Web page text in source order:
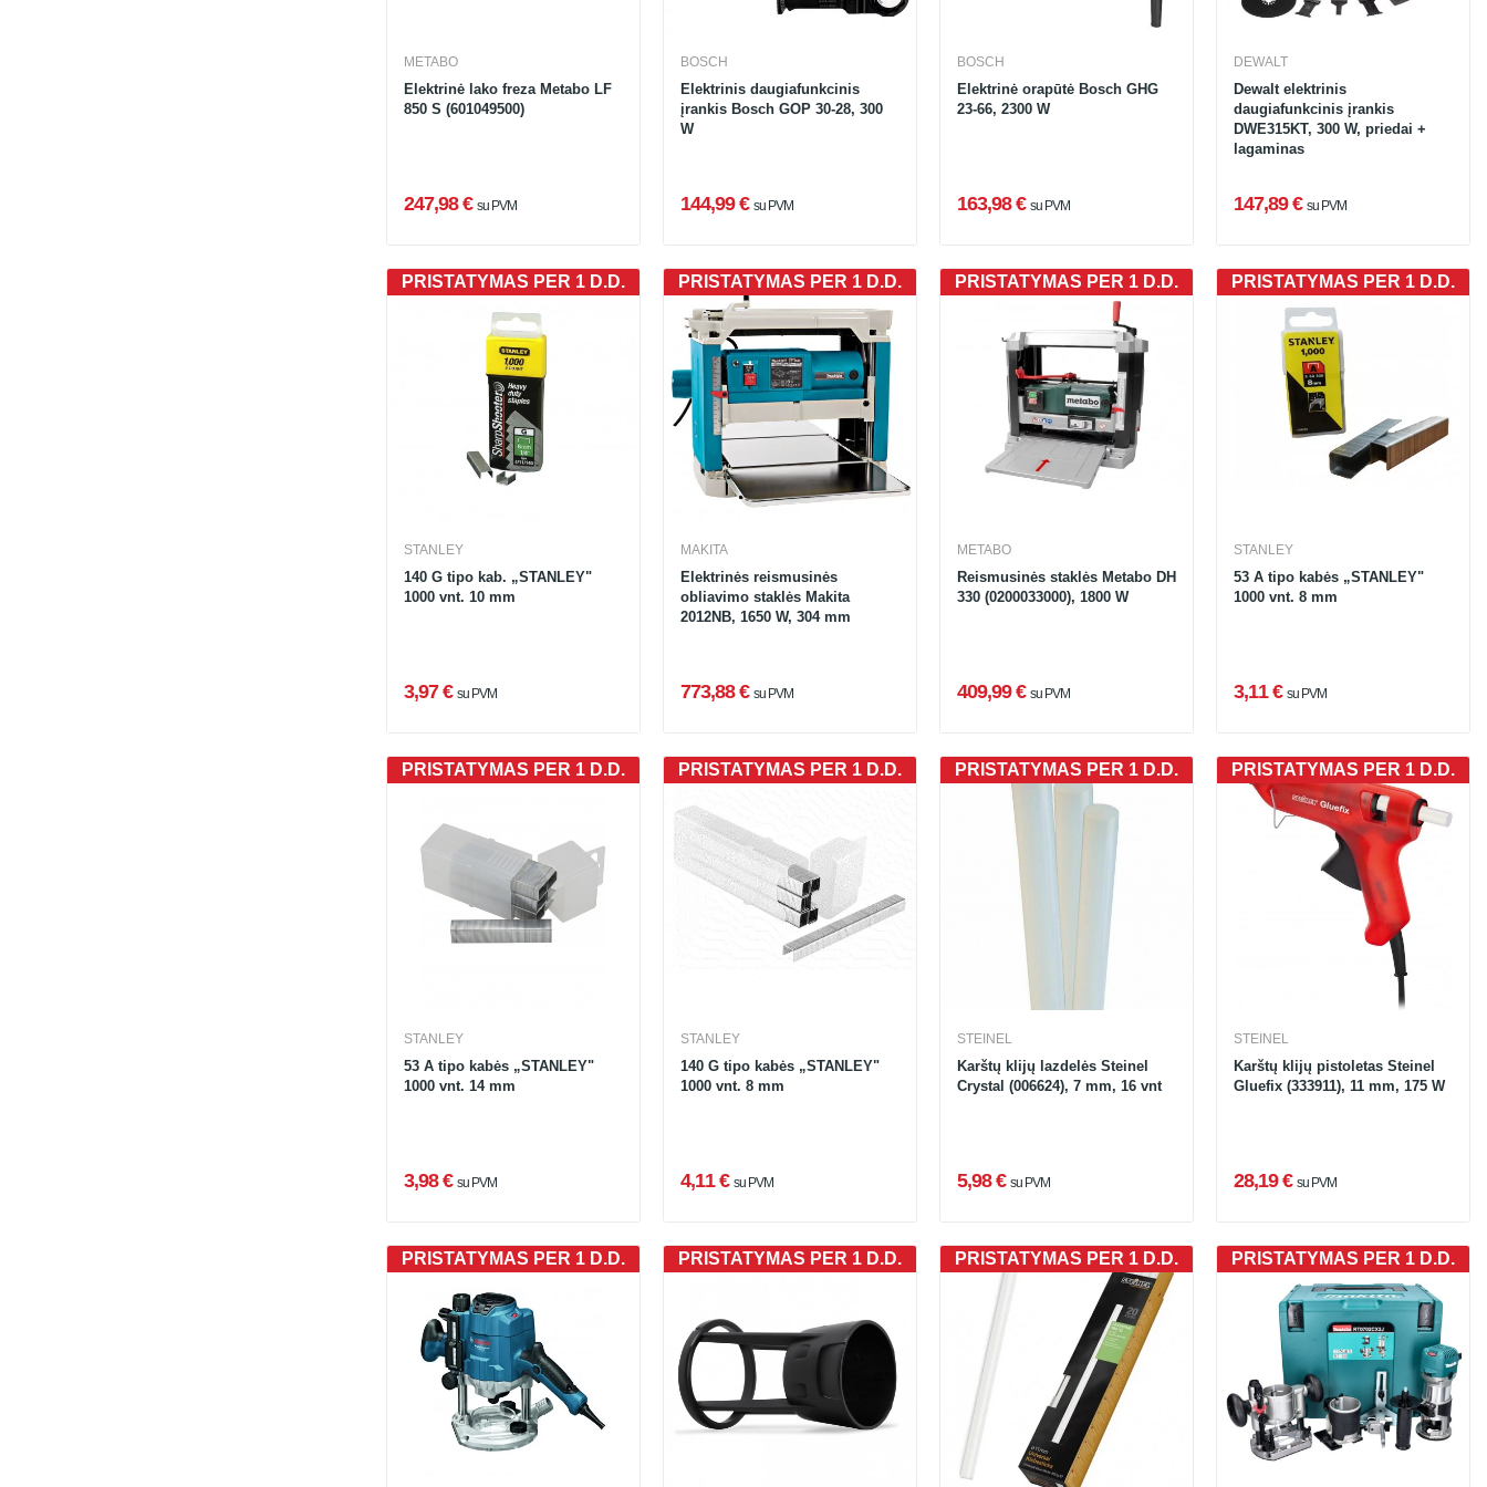
METABO
Elektrinė lako freza Metabo LF
850 S (601049500)
247,98 € su PVM
BOSCH
Elektrinis daugiafunkcinis
įrankis Bosch GOP 30-28, 300
W
144,99 € su PVM
BOSCH
Elektrinė orapūtė Bosch GHG
23-66, 2300 W
163,98 € su PVM
DEWALT
Dewalt elektrinis
daugiafunkcinis įrankis
DWE315KT, 300 W, priedai +
lagaminas
147,89 € su PVM
PRISTATYMAS PER 1 D.D.
STANLEY
140 G tipo kab. „STANLEY"
1000 vnt. 10 mm
3,97 € su PVM
PRISTATYMAS PER 1 D.D.
MAKITA
Elektrinės reismusinės
obliavimo staklės Makita
2012NB, 1650 W, 304 mm
773,88 € su PVM
PRISTATYMAS PER 1 D.D.
METABO
Reismusinės staklės Metabo DH
330 (0200033000), 1800 W
409,99 € su PVM
PRISTATYMAS PER 1 D.D.
STANLEY
53 A tipo kabės „STANLEY"
1000 vnt. 8 mm
3,11 € su PVM
PRISTATYMAS PER 1 D.D.
STANLEY
53 A tipo kabės „STANLEY"
1000 vnt. 14 mm
3,98 € su PVM
PRISTATYMAS PER 1 D.D.
STANLEY
140 G tipo kabės „STANLEY"
1000 vnt. 8 mm
4,11 € su PVM
PRISTATYMAS PER 1 D.D.
STEINEL
Karštų klijų lazdelės Steinel
Crystal (006624), 7 mm, 16 vnt
5,98 € su PVM
PRISTATYMAS PER 1 D.D.
STEINEL
Karštų klijų pistoletas Steinel
Gluefix (333911), 11 mm, 175 W
28,19 € su PVM
PRISTATYMAS PER 1 D.D. PRISTATYMAS PER 1 D.D. PRISTATYMAS PER 1 D.D. PRISTATYMAS PER 1 D.D.